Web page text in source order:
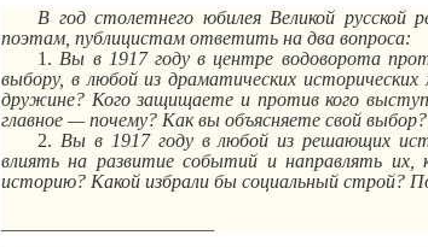
В год столетнего юбилея Великой русской
поэтам, публицистам ответить на два вопроса:
1. Вы в 1917 году в центре водоворота
выбору, в любой из драматических
дружине? Кого защищаете и против кого
главное — почему? Как вы объясняете свой выбор?
2. Вы в 1917 году в любой из решающих
влиять на развитие событий и направлять их,
историю? Какой избрали бы социальный строй?